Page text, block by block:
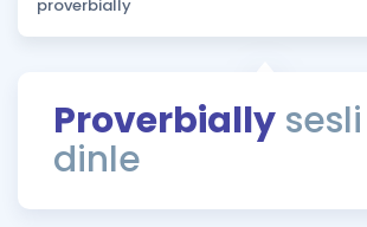
Puan Hesaplama
ÖSYM Sınav Takvimi
Kampanyalar
Proverbially sesli
dinle